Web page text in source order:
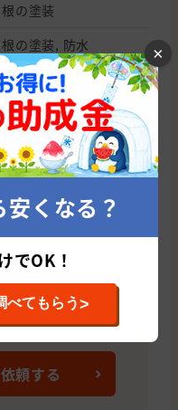
の塗装
の塗装, 防水
の塗装
, 屋根の塗装
の塗装, わからないので相
の塗装
の塗装
これまでに累計
都）の平均
円です。
頼する
×
くなる？
でOK！
べてもらう>